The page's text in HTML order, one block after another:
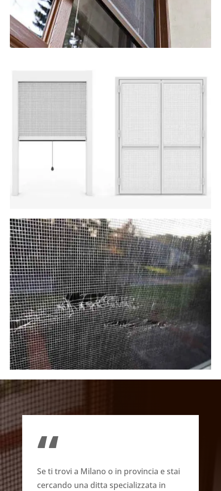
“
Se ti trovi a Milano o in provincia e stai
cercando una ditta specializzata in